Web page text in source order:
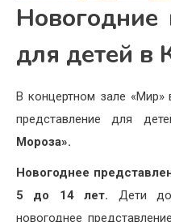
Новогодние
для детей в
В концертном зале «Мир»
представление для
Мороза».
Новогоднее
5 до 14 лет. Дети до
новогоднее